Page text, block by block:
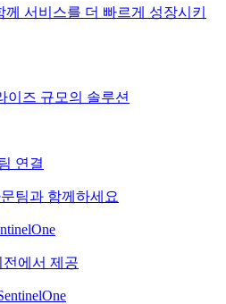
께 서비스를 더 빠르게 성장시키
이즈 규모의 솔루션
연결
팀과 함께하세요
전에서 제공